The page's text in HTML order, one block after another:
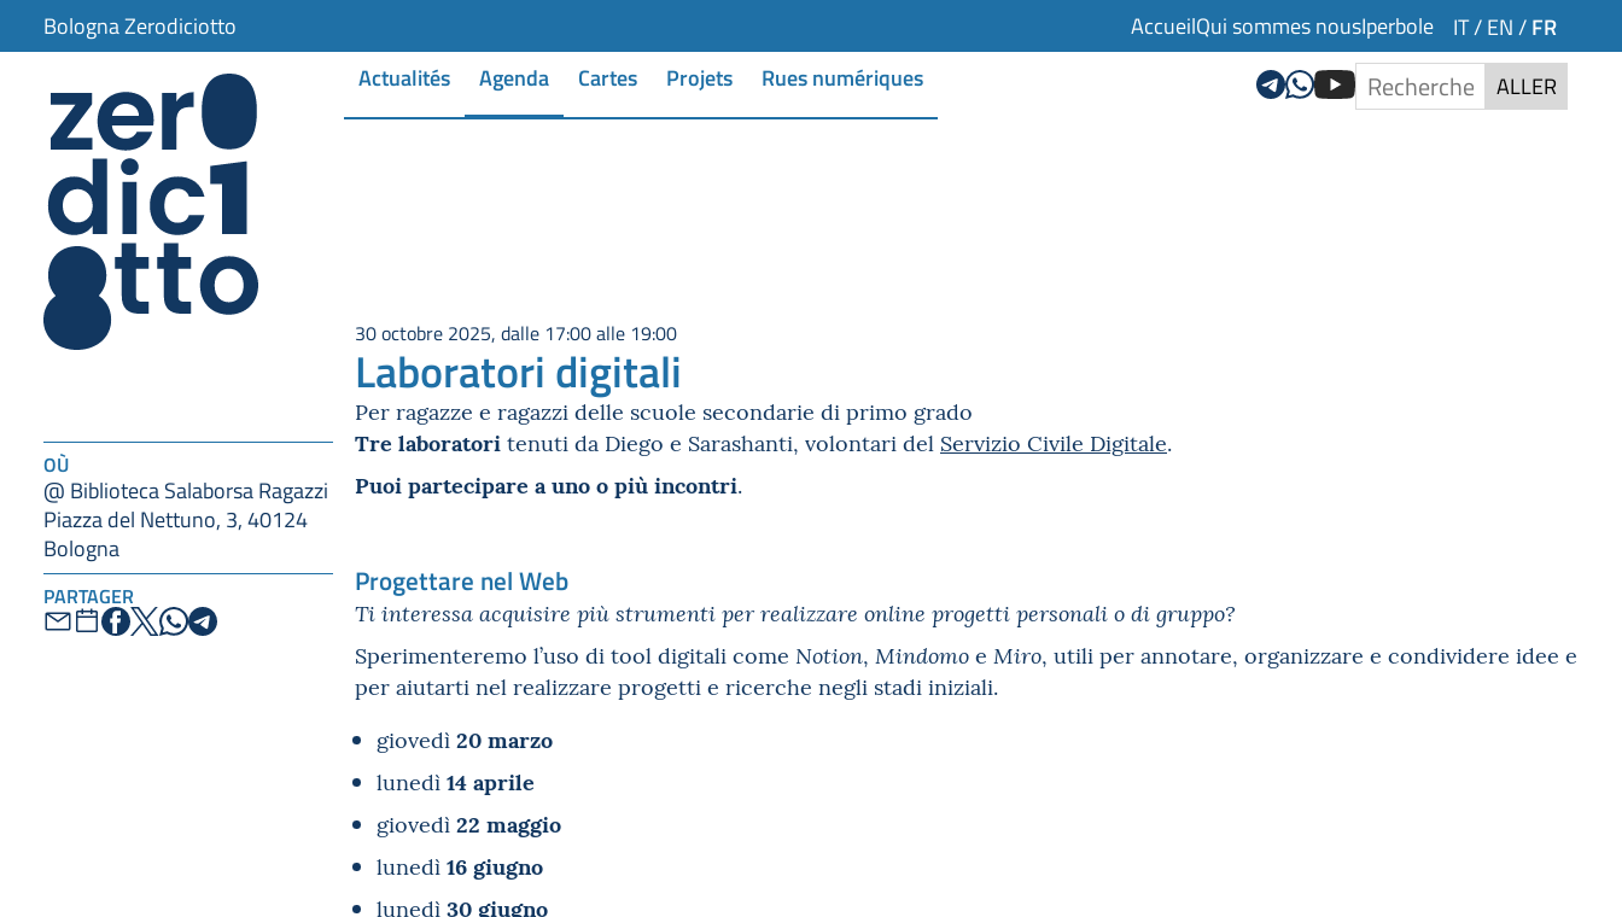
Bologna Zerodiciotto AccueilQui sommes nousIperbole IT/ EN / FR
Actualités
Agenda Cartes Projets Rues numériques ALLER
OÙ
@ Biblioteca Salaborsa Ragazzi
Piazza del Nettuno, 3, 40124
Bologna
PARTAGER
30 octobre 2025, dalle 17:00 alle 19:00
Laboratori digitali
Per ragazze e ragazzi delle scuole secondarie di primo grado
Tre laboratori tenuti da Diego e Sarashanti, volontari del Servizio Civile Digitale.
Puoi partecipare a uno o più incontri.
Progettare nel Web
Ti interessa acquisire più strumenti per realizzare online progetti personali o di gruppo?
Sperimenteremo l’uso di tool digitali come Notion, Mindomo e Miro, utili per annotare, organizzare e condividere idee e
per aiutarti nel realizzare progetti e ricerche negli stadi iniziali.
giovedì 20 marzo
lunedì 14 aprile
giovedì 22 maggio
lunedì 16 giugno
lunedì 30 giugno